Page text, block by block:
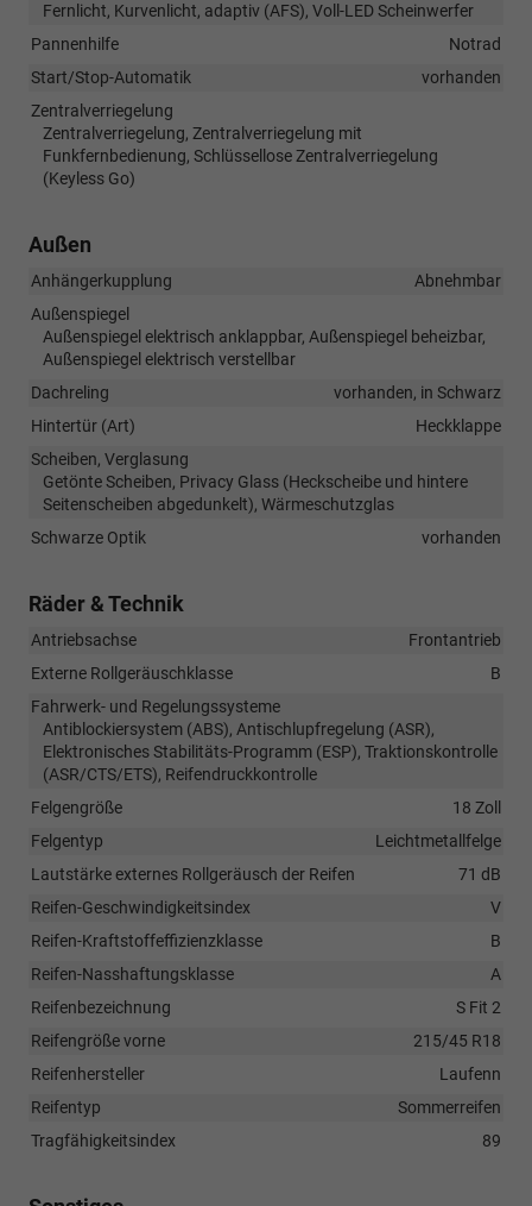
Fernlicht, Kurvenlicht, adaptiv (AFS), Voll-LED Scheinwerfer
Pannenhilfe
Notrad
Start/Stop-Automatik
vorhanden
Zentralverriegelung
Zentralverriegelung, Zentralverriegelung mit
Funkfernbedienung, Schlüssellose Zentralverriegelung
(Keyless Go)
Außen
Anhängerkupplung
Abnehmbar
Außenspiegel
Außenspiegel elektrisch anklappbar, Außenspiegel beheizbar,
Außenspiegel elektrisch verstellbar
Dachreling
vorhanden, in Schwarz
Hintertür (Art)
Heckklappe
Scheiben, Verglasung
Getönte Scheiben, Privacy Glass (Heckscheibe und hintere
Seitenscheiben abgedunkelt), Wärmeschutzglas
Schwarze Optik
vorhanden
Räder & Technik
Antriebsachse
Frontantrieb
Externe Rollgeräuschklasse
B
Fahrwerk- und Regelungssysteme
Antiblockiersystem (ABS), Antischlupfregelung (ASR),
Elektronisches Stabilitäts-Programm (ESP), Traktionskontrolle
(ASR/CTS/ETS), Reifendruckkontrolle
Felgengröße
18 Zoll
Felgentyp
Leichtmetallfelge
Lautstärke externes Rollgeräusch der Reifen
71 dB
Reifen-Geschwindigkeitsindex
V
Reifen-Kraftstoffeffizienzklasse
B
Reifen-Nasshaftungsklasse
A
Reifenbezeichnung
S Fit 2
Reifengröße vorne
215/45 R18
Reifenhersteller
Laufenn
Reifentyp
Sommerreifen
Tragfähigkeitsindex
89